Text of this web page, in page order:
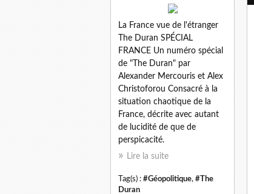
La France vue de l'étranger
The Duran SPÉCIAL
FRANCE Un numéro spécial
de "The Duran" par
Alexander Mercouris et Alex
Christoforou Consacré à la
situation chaotique de la
France, décrite avec autant
de lucidité de que de
perspicacité.
Lire la suite
Tag(s) : #Géopolitique, #The
Duran